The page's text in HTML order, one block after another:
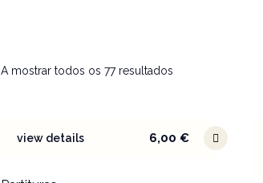
A mostrar todos os 77 resultados
view details 6,00€